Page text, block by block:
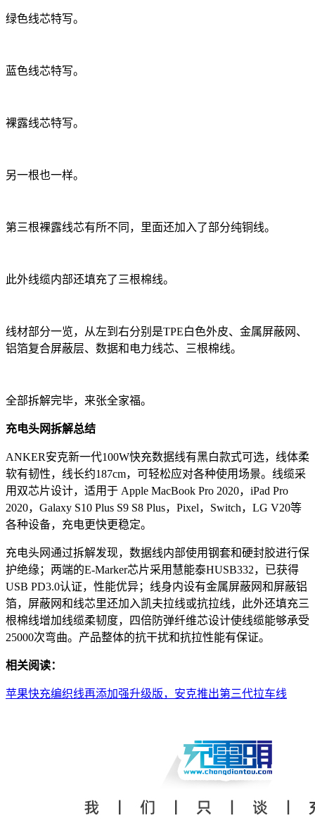
绿色线芯特写。
蓝色线芯特写。
裸露线芯特写。
另一根也一样。
第三根裸露线芯有所不同，里面还加入了部分纯铜线。
此外线缆内部还填充了三根棉线。
线材部分一览，从左到右分别是TPE白色外皮、金属屏蔽网、
铝箔复合屏蔽层、数据和电力线芯、三根棉线。
全部拆解完毕，来张全家福。
充电头网拆解总结
ANKER安克新一代100W快充数据线有黑白款式可选，线体柔
软有韧性，线长约187cm，可轻松应对各种使用场景。线缆采
用双芯片设计，适用于 Apple MacBook Pro 2020，iPad Pro
2020，Galaxy S10 Plus S9 S8 Plus，Pixel，Switch，LG V20等
各种设备，充电更快更稳定。
充电头网通过拆解发现，数据线内部使用钢套和硬封胶进行保
护绝缘；两端的E-Marker芯片采用慧能泰HUSB332，已获得
USB PD3.0认证，性能优异；线身内设有金属屏蔽网和屏蔽铝
箔，屏蔽网和线芯里还加入凯夫拉线或抗拉线，此外还填充三
根棉线增加线缆柔韧度，四倍防弹纤维芯设计使线缆能够承受
25000次弯曲。产品整体的抗干扰和抗拉性能有保证。
相关阅读：
苹果快充编织线再添加强升级版，安克推出第三代拉车线